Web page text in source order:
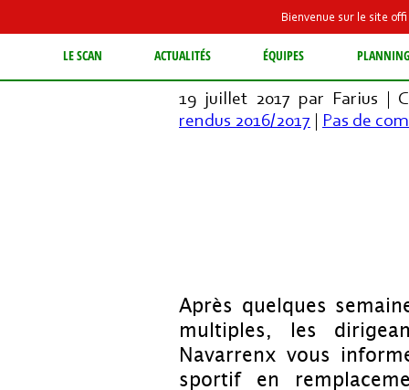
Bienvenue sur le site
LE SCAN ACTUALITÉS ÉQUIPES
LE SCAN TIENT SON
19 juillet 2017 par Farius |
rendus 2016/2017 | Pas de
Après quelques
multiples, les
Navarrenx vous
sportif en